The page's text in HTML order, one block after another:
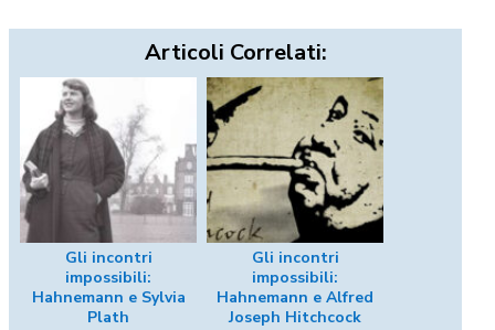
Articoli Correlati:
Gli incontri
impossibili:
Hahnemann e Sylvia
Plath
Gli incontri
impossibili:
Hahnemann e Alfred
Joseph Hitchcock